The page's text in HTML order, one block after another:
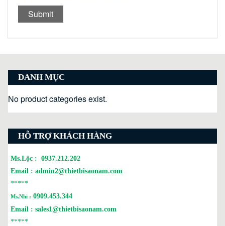
DANH MỤC
No product categories exist.
HỖ TRỢ KHÁCH HÀNG
Ms.Lộc : 0937.212.202
Email : admin2@thietbisaonam.com
*****
Ms.Nhi : 0909.453.344
Email : sales1@thietbisaonam.com
*****